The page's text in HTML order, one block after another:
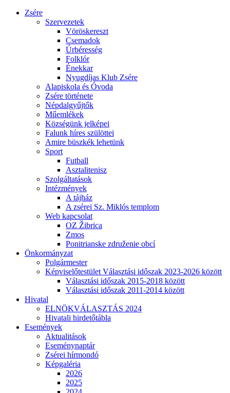
Zsére
Szervezetek
Vöröskereszt
Csemadok
Úrbéresség
Folklór
Énekkar
Nyugdíjas Klub Zsére
Alapiskola és Óvoda
Zsére története
Népdalgyűjtők
Műemlékek
Községünk jelképei
Falunk híres szülöttei
Amire büszkék lehetünk
Sport
Futball
Asztalitenisz
Szolgáltatások
Intézmények
A tájház
A zsérei Sz. Miklós templom
Web kapcsolat
OZ Žibrica
Zmos
Ponitrianske združenie obcí
Önkormányzat
Polgármester
Képviselőtestület Választási időszak 2023-2026 között
Választási időszak 2015-2018 között
Választási időszak 2011-2014 között
Hivatal
ELNÖKVÁLASZTÁS 2024
Hivatali hirdetőtábla
Események
Aktualitások
Eseménynaptár
Zsérei hírmondó
Képgaléria
2026
2025